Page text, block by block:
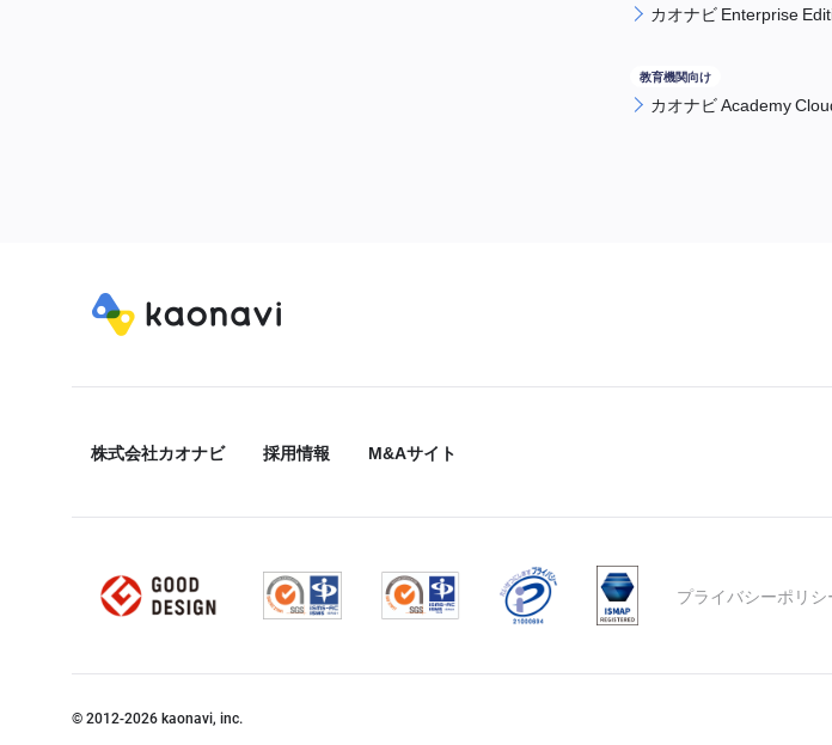
カオナビ Enterprise
カオナビ Academy
株式会社カオナビ 採用情報 M&Aサイト
プライバシーポリシ
© 2012-2026kaonavi, inc.